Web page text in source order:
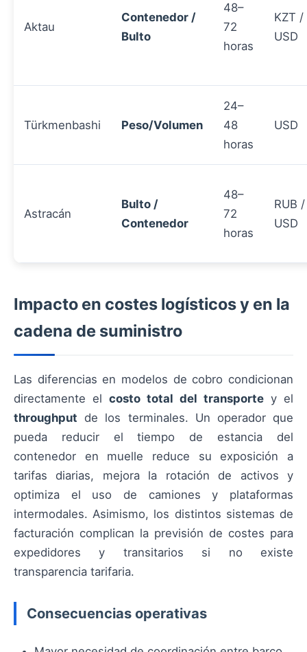
Aktau
Contenedor /
Bulto
48–
72
horas
KZT /
USD
Türkmenbashi Peso/Volumen
24–
48
horas
USD
Astracán
Bulto /
Contenedor
48–
72
horas
RUB /
USD
Impacto en costes logísticos y en la
cadena de suministro
Las diferencias en modelos de cobro condicionan
directamente el costo total del transporte y el
throughput de los terminales. Un operador que
pueda reducir el tiempo de estancia del
contenedor en muelle reduce su exposición a
tarifas diarias, mejora la rotación de activos y
optimiza el uso de camiones y plataformas
intermodales. Asimismo, los distintos sistemas de
facturación complican la previsión de costes para
expedidores y transitarios si no existe
transparencia tarifaria.
Consecuencias operativas